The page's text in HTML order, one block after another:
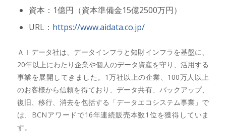
資本：1億円（資本準備金15億2500万円）
URL： https://www.aidata.co.jp/
ＡＩデータ社は、データインフラと知財インフラを基盤に、
20年以上にわたり企業や個人のデータ資産を守り、活用する
事業を展開してきました。1万社以上の企業、100万人以上
のお客様から信頼を得ており、データ共有、バックアップ、
復旧、移行、消去を包括する「データエコシステム事業」で
は、BCNアワードで16年連続販売本数1位を獲得していま
す。